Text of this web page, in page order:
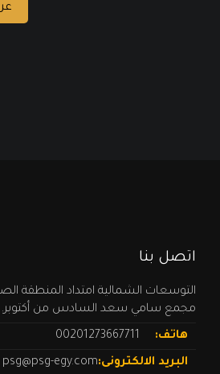
اتصل بنا
مجمع سامي سعد السادس من أكتوبر.
هاتف: 00201273667711
البريد الالكترونى:psg@psg-egy.com